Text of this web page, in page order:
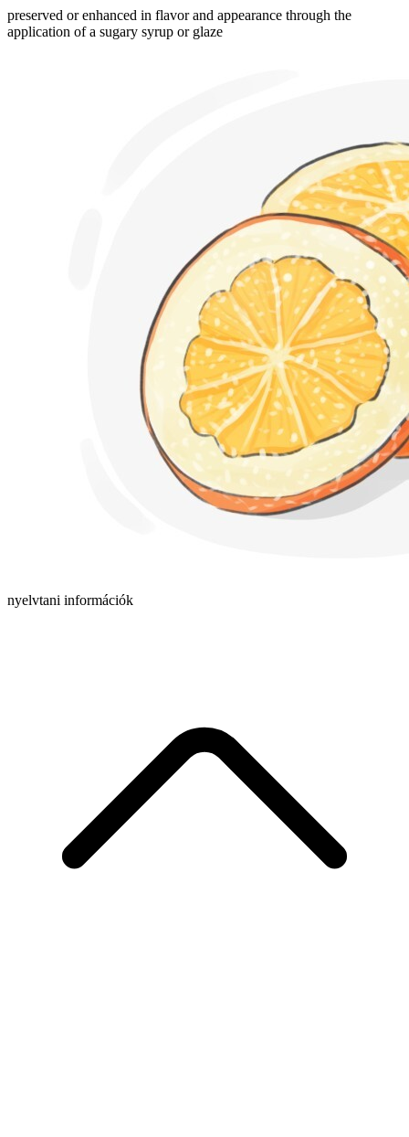
preserved or enhanced in flavor and appearance through the
application of a sugary syrup or glaze
nyelvtani információk